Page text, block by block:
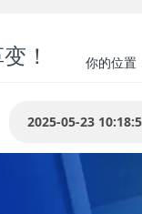
你的位置
！
2025-05-23